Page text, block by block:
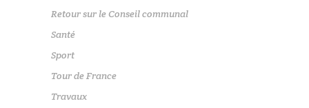
Retour sur le Conseil communal
Santé
Sport
Tour de France
Travaux